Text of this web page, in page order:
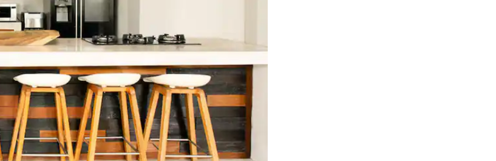
flecha hacia arriba y hacia abajo o explora con el tacto o desliza el dedo.